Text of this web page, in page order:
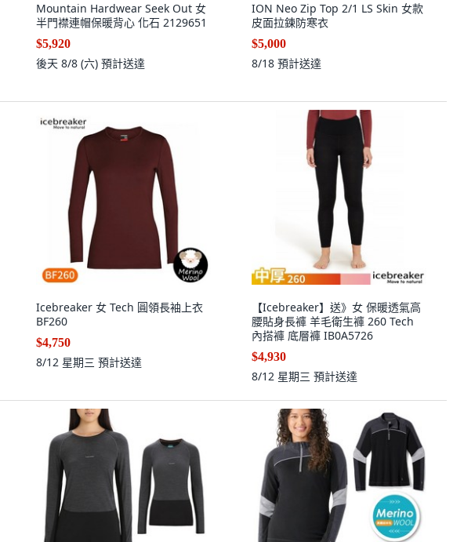
Mountain Hardwear Seek Out 女
半門襟連帽保暖背心 化石 2129651
$5,920
後天 8/8 (六) 預計送達
ION Neo Zip Top 2/1 LS Skin 女款
皮面拉鍊防寒衣
$5,000
8/18 預計送達
Icebreaker 女 Tech 圓領長袖上衣
BF260
$4,750
8/12 星期三 預計送達
【Icebreaker】送》女 保暖透氣高
腰貼身長褲 羊毛衛生褲 260 Tech
內搭褲 底層褲 IB0A5726
$4,930
8/12 星期三 預計送達